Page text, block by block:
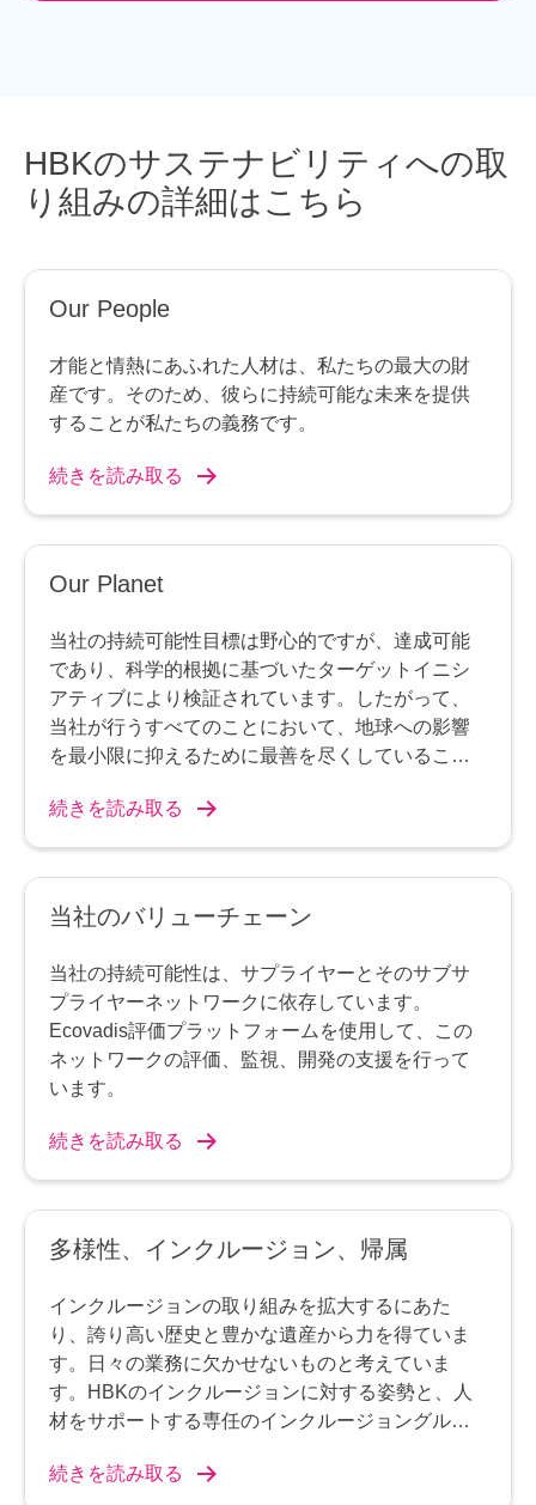
HBKのサステナビリティへの取
り組みの詳細はこちら
Our People
才能と情熱にあふれた人材は、私たちの最大の財
産です。そのため、彼らに持続可能な未来を提供
することが私たちの義務です。
続きを読み取る
Our Planet
当社の持続可能性目標は野心的ですが、達成可能
であり、科学的根拠に基づいたターゲットイニシ
アティブにより検証されています。したがって、
当社が行うすべてのことにおいて、地球への影響
を最小限に抑えるために最善を尽くしていること
続きを読み取る
当社のバリューチェーン
当社の持続可能性は、サプライヤーとそのサブサ
プライヤーネットワークに依存しています。
Ecovadis評価プラットフォームを使用して、この
ネットワークの評価、監視、開発の支援を行って
います。
続きを読み取る
多様性、インクルージョン、帰属
インクルージョンの取り組みを拡大するにあた
り、誇り高い歴史と豊かな遺産から力を得ていま
す。日々の業務に欠かせないものと考えていま
す。HBKのインクルージョンに対する姿勢と、人
材をサポートする専任のインクルージョングルー
続きを読み取る